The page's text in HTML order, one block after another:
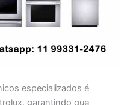
especializados é
garantindo que